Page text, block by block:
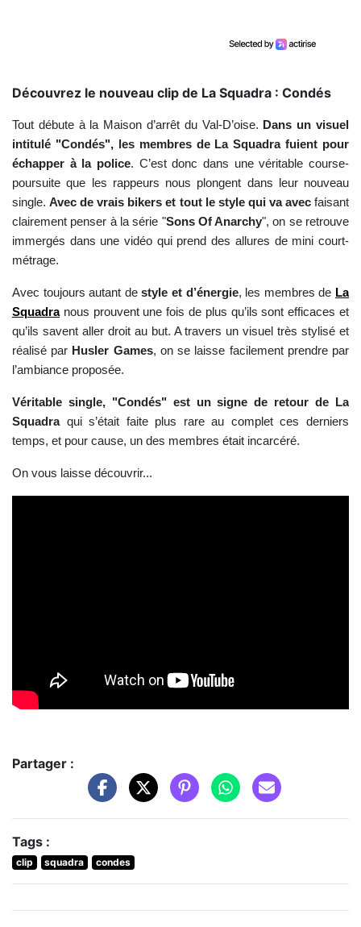
Découvrez le nouveau clip de La Squadra : Condés
Tout débute à la Maison d’arrêt du Val-D’oise. Dans un visuel
intitulé "Condés", les membres de La Squadra fuient pour
échapper à la police. C’est donc dans une véritable course-
poursuite que les rappeurs nous plongent dans leur nouveau
single.Avec de vrais bikers et tout le style qui va avecfaisant
clairement penser à la série "Sons Of Anarchy", on se retrouve
immergés dans une vidéo qui prend des allures de mini court-
métrage.
Avec toujours autant destyle et d’énergie, les membres de La
Squadranous prouvent une fois de plus qu’ils sont efficaces et
qu’ils savent aller droit au but. A travers un visuel très stylisé et
réalisé par Husler Games, on se laisse facilement prendre par
l’ambiance proposée.
Véritable single, "Condés" est un signe de retour de La
Squadra qui s’était faite plus rare au complet ces derniers
temps, et pour cause, un des membres était incarcéré.
On vous laisse découvrir...
Partager :
Tags :
clip squadra condes